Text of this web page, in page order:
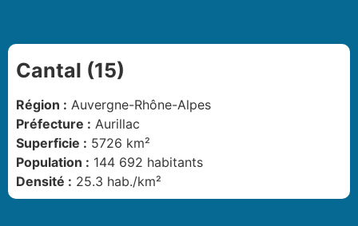
Cantal (15)
Région : Auvergne-Rhône-Alpes
Préfecture : Aurillac
Superficie : 5726 km²
Population : 144 692 habitants
Densité : 25.3 hab./km²